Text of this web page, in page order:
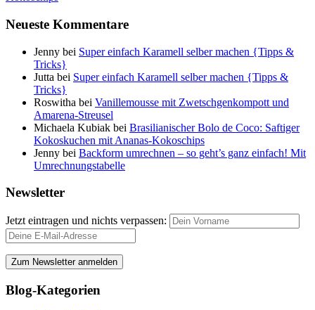
Neueste Kommentare
Jenny bei Super einfach Karamell selber machen {Tipps &
Tricks}
Jutta bei Super einfach Karamell selber machen {Tipps &
Tricks}
Roswitha bei Vanillemousse mit Zwetschgenkompott und
Amarena-Streusel
Michaela Kubiak bei Brasilianischer Bolo de Coco: Saftiger
Kokoskuchen mit Ananas-Kokoschips
Jenny bei Backform umrechnen – so geht’s ganz einfach! Mit
Umrechnungstabelle
Newsletter
Jetzt eintragen und nichts verpassen:
Blog-Kategorien